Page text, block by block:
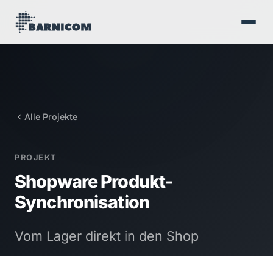
Alle Projekte
PROJEKT
Shopware Produkt-
Synchronisation
Vom Lager direkt in den Shop